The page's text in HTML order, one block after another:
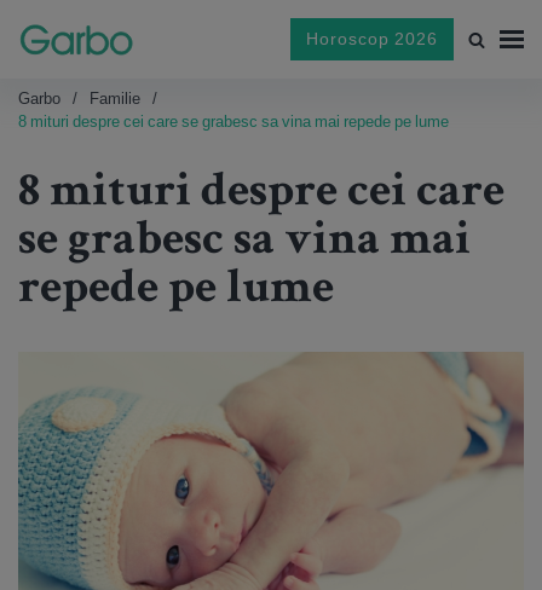
Horoscop 2026
Garbo
Familie
8 mituri despre cei care se grabesc sa vina mai repede pe lume
8 mituri despre cei care
se grabesc sa vina mai
repede pe lume